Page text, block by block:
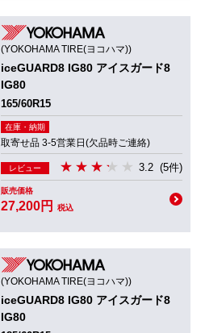
(YOKOHAMA TIRE(ヨコハマ))
iceGUARD8 IG80 アイスガード8
IG80
165/60R15
在庫・納期
取寄せ品 3-5営業日(欠品時ご連絡)
レビュー 3.2 (5件)
販売価格
27,200円 税込
(YOKOHAMA TIRE(ヨコハマ))
iceGUARD8 IG80 アイスガード8
IG80